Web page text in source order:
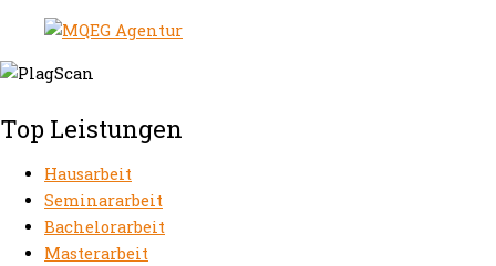
Top Leistungen
Hausarbeit
Seminararbeit
Bachelorarbeit
Masterarbeit